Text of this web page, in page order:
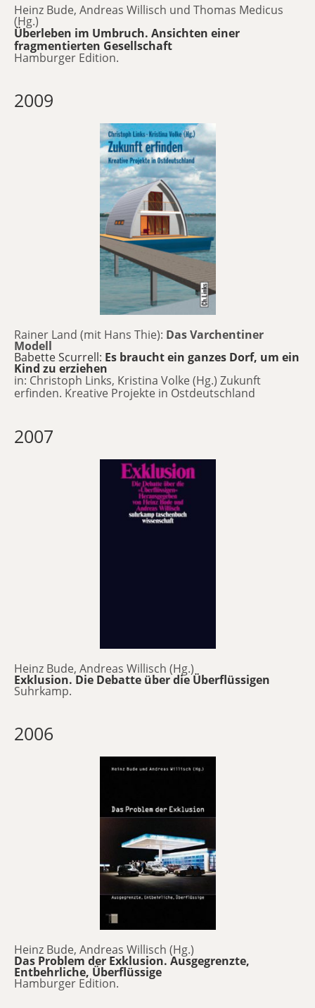
Heinz Bude, Andreas Willisch und Thomas Medicus
(Hg.)
Überleben im Umbruch. Ansichten einer
fragmentierten Gesellschaft
Hamburger Edition.
2009
Rainer Land (mit Hans Thie): Das Varchentiner
Modell
Babette Scurrell: Es braucht ein ganzes Dorf, um ein
Kind zu erziehen
in: Christoph Links, Kristina Volke (Hg.) Zukunft
erfinden. Kreative Projekte in Ostdeutschland
2007
Heinz Bude, Andreas Willisch (Hg.)
Exklusion. Die Debatte über die Überflüssigen
Suhrkamp.
2006
Heinz Bude, Andreas Willisch (Hg.)
Das Problem der Exklusion. Ausgegrenzte,
Entbehrliche, Überflüssige
Hamburger Edition.